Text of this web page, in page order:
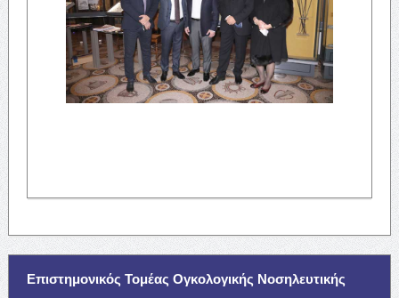
Επιστημονικός Τομέας Ογκολογικής Νοσηλευτικής